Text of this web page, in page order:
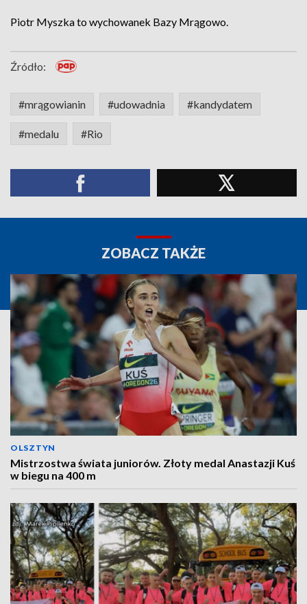
Piotr Myszka to wychowanek Bazy Mrągowo.
Źródło:
#mrągowianin #udowadnia #kandydatem
#medalu #Rio
ZOBACZ TAKŻE
OLSZTYN
Mistrzostwa świata juniorów. Złoty medal Anastazji Kuś
w biegu na 400 m